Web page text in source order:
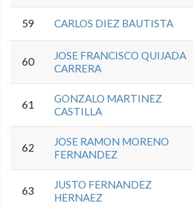
59 CARLOS DIEZ BAUTISTA
60
JOSE FRANCISCO QUIJADA
CARRERA
61
GONZALO MARTINEZ
CASTILLA
62
JOSE RAMON MORENO
FERNANDEZ
63
JUSTO FERNANDEZ
HERNAEZ